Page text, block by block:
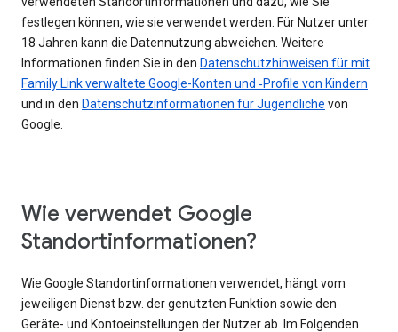
festlegen können, wie sie verwendet werden. Für Nutzer unter
18 Jahren kann die Datennutzung abweichen. Weitere
Informationen finden Sie in den Datenschutzhinweisen für mit
Family Link verwaltete Google-Konten und ‑Profile von Kindern
und in den Datenschutzinformationen für Jugendliche von
Google.
Wie verwendet Google
Standortinformationen?
Wie Google Standortinformationen verwendet, hängt vom
jeweiligen Dienst bzw. der genutzten Funktion sowie den
Geräte- und Kontoeinstellungen der Nutzer ab. Im Folgenden